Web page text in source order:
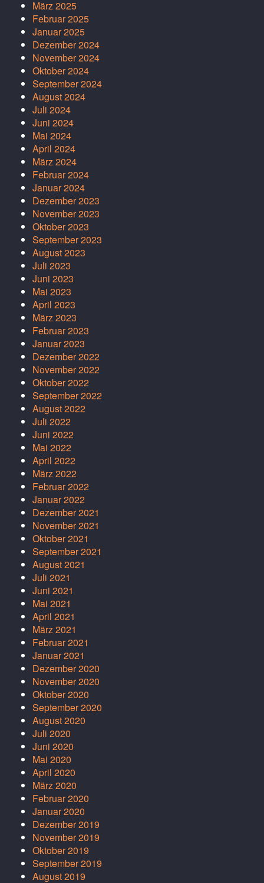
März 2025
Februar 2025
Januar 2025
Dezember 2024
November 2024
Oktober 2024
September 2024
August 2024
Juli 2024
Juni 2024
Mai 2024
April 2024
März 2024
Februar 2024
Januar 2024
Dezember 2023
November 2023
Oktober 2023
September 2023
August 2023
Juli 2023
Juni 2023
Mai 2023
April 2023
März 2023
Februar 2023
Januar 2023
Dezember 2022
November 2022
Oktober 2022
September 2022
August 2022
Juli 2022
Juni 2022
Mai 2022
April 2022
März 2022
Februar 2022
Januar 2022
Dezember 2021
November 2021
Oktober 2021
September 2021
August 2021
Juli 2021
Juni 2021
Mai 2021
April 2021
März 2021
Februar 2021
Januar 2021
Dezember 2020
November 2020
Oktober 2020
September 2020
August 2020
Juli 2020
Juni 2020
Mai 2020
April 2020
März 2020
Februar 2020
Januar 2020
Dezember 2019
November 2019
Oktober 2019
September 2019
August 2019